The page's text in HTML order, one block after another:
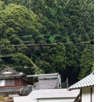
も
の。)